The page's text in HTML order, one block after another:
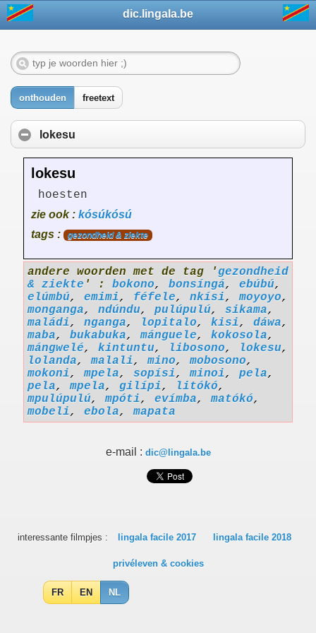
dic.lingala.be
onthouden freetext
lokesu
lokesu
hoesten
zie ook : kósúkósú
tags :
gezondheid & ziekte
andere woorden met de tag 'gezondheid
& ziekte ' : bokono, bonsíngá, ebúbú,
elúmbú, emimi, féfele, nkísi,moyoyo,
monganga, ndúndu, pulúpulú, sikama,
maládi, nganga, lopitalo, kisi, dáwa,
maba, bukabuka,mánguele, kokosola,
mángwelé, kintuntu, libosono, lokesu,
lolanda,malali,mino,mobosono,
mokoni,mpela, sopísi,minoi, pela,
pela,mpela, gilípi, litókó,
mpulúpulú,mpóti, evímba,matókó,
mobeli, ebola,mapata
e-mail : dic@lingala.be
interessante filmpjes : lingala facile 2017 lingala facile 2018
privéleven & cookies
FR EN NL